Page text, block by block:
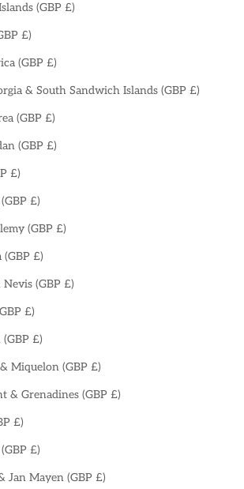
(GBP £)
£)
(GBP £)
& South Sandwich Islands (GBP £)
(GBP £)
(GBP £)
£)
£)
(GBP £)
(GBP £)
(GBP £)
£)
£)
Miquelon (GBP £)
& Grenadines (GBP £)
£)
£)
Jan Mayen (GBP £)